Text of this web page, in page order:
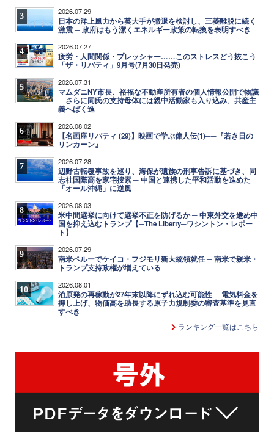
3 2026.07.29
日本の洋上風力から英大手が撤退を検討し、三菱離脱に続く
激震 ─ 政府はもう潔くエネルギー政策の転換を表明すべき
4 2026.07.27
疲労・人間関係・プレッシャー……このストレスどう抜こう
「ザ・リバティ」9月号(7月30日発売)
5 2026.07.31
マムダニNY市長、裕福な不動産所有者の個人情報公開で物議
─ さらに同氏の支持母体には親中活動家も入り込み、共産主
義へばく進
6 2026.08.02
【名画座リバティ (29)】映画で学ぶ偉人伝(1)──『若き日の
リンカーン』
7 2026.07.28
辺野古転覆事故を巡り、海保が遺族の刑事告訴に基づき、同
志社国際高を家宅捜索 ─ 中国と連携した平和活動を進めた
「オール沖縄」に逆風
8 2026.08.03
米中間選挙に向けて選挙不正を防げるか ─ 中東外交を進め中
国を抑え込むトランプ【─The Liberty─ワシントン・レポー
ト】
9 2026.07.29
南米ペルーでケイコ・フジモリ新大統領就任 ─ 南米で親米・
トランプ支持政権が増えている
10 2026.08.01
泊原発の再稼動が27年末以降にずれ込む可能性 ─ 電気料金を
押し上げ、物価高を助長する原子力規制委の審査基準を見直
すべき
ランキング一覧はこちら